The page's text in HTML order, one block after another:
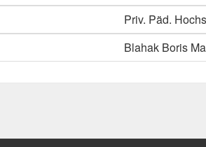
Priv. Päd.
Blahak Boris